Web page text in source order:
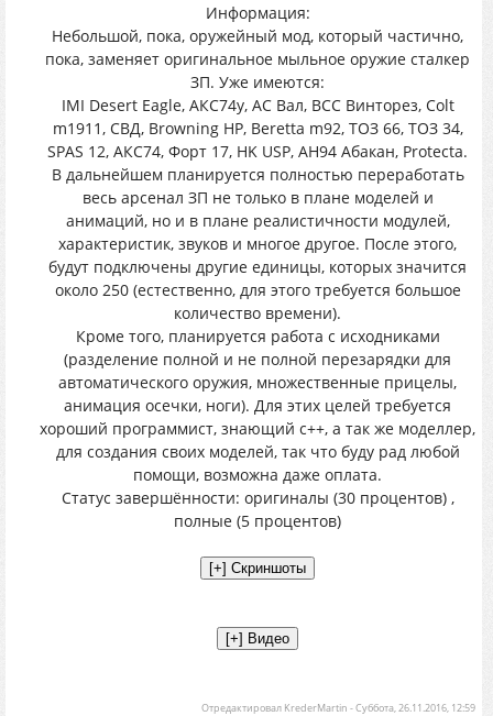
Информация:
Небольшой, пока, оружейный мод, который частично,
пока, заменяет оригинальное мыльное оружие сталкер
ЗП. Уже имеются:
IMI Desert Eagle, АКС74у, АС Вал, ВСС Винторез, Colt
m1911, СВД, Browning HP, Beretta m92, ТОЗ 66, ТОЗ 34,
SPAS 12, АКС74, Форт 17, HK USP, АН94 Абакан, Protecta.
В дальнейшем планируется полностью переработать
весь арсенал ЗП не только в плане моделей и
анимаций, но и в плане реалистичности модулей,
характеристик, звуков и многое другое. После этого,
будут подключены другие единицы, которых значится
около 250 (естественно, для этого требуется большое
количество времени).
Кроме того, планируется работа с исходниками
(разделение полной и не полной перезарядки для
автоматического оружия, множественные прицелы,
анимация осечки, ноги). Для этих целей требуется
хороший программист, знающий c++, а так же моделлер,
для создания своих моделей, так что буду рад любой
помощи, возможна даже оплата.
Статус завершённости: оригиналы (30 процентов) ,
полные (5 процентов)
Отредактировал KrederMartin -Суббота, 26.11.2016, 12:59